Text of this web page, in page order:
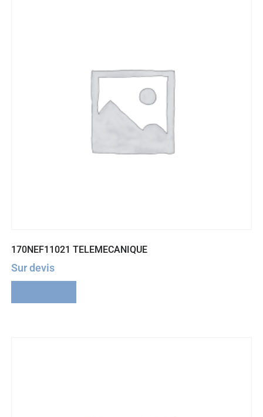
170NEF11021 TELEMECANIQUE
Sur devis